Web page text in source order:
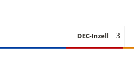
DEC-Inzell